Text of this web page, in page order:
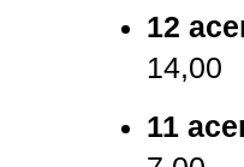
12
14,00
11